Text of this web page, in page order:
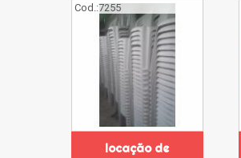
Cod.:7255
locação de